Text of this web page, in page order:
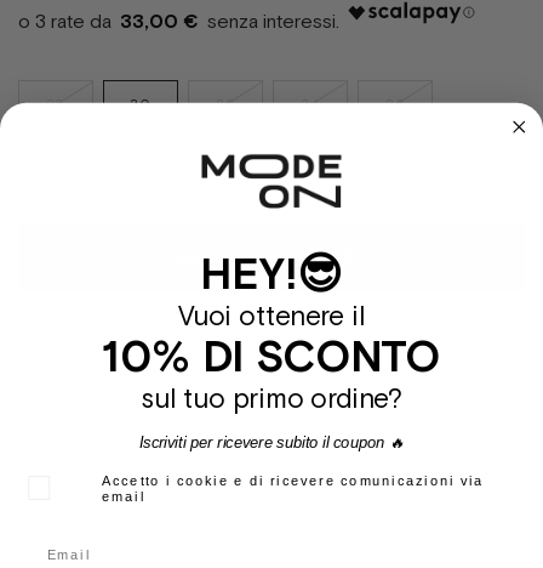
33,00 €
28 30 32 34 36
Aggiungi al Carrello
Made in italy. Over fit, il modello in foto è alto 175 cm e indossa una
Stagione:Pe20
HEY!😎
Vuoi ottenere il
10% DI SCONTO
sul tuo primo ordine?
Iscriviti per ricevere subito il coupon 🔥
Accetto i cookie e di ricevere comunicazioni via
email